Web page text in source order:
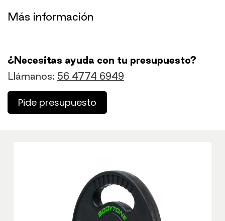
​Más información
¿Necesitas ayuda con tu presupuesto?
Llámanos: 56 4774 6949
Pide presupuesto